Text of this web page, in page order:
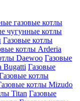
газовые котлы
чугунные котлы
Газовые котлы
котлы Arderia
Daewoo Газовые
Bugatti Газовые
котлы
котлы Mizudo
Titan Газовые